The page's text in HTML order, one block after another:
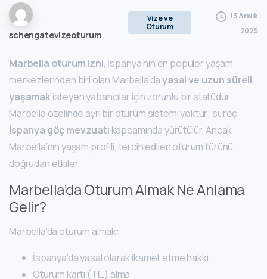
schengatevizeoturum
Vize ve
Oturum
13 Aralık
2025
Marbella oturum izni, İspanya’nın en popüler yaşam
merkezlerinden biri olan Marbella’dayasal ve uzun süreli
yaşamakisteyen yabancılar için zorunlu bir statüdür.
Marbella özelinde ayrı bir oturum sistemi yoktur; süreç
İspanya göç mevzuatı kapsamında yürütülür. Ancak
Marbella’nın yaşam profili, tercih edilen oturum türünü
doğrudan etkiler.
Marbella’da Oturum Almak Ne Anlama
Gelir?
Marbella’da oturum almak:
İspanya’da yasal olarak ikamet etme hakkı
Oturum kartı (TIE) alma